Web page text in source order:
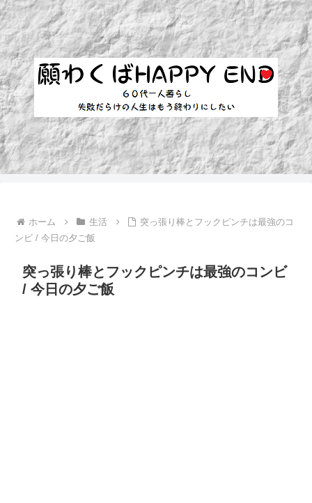
ホーム 生活
突っ張り棒とフックピンチは最強のコ
ンビ / 今日の夕ご飯
突っ張り棒とフックピンチは最強のコンビ
/ 今日の夕ご飯